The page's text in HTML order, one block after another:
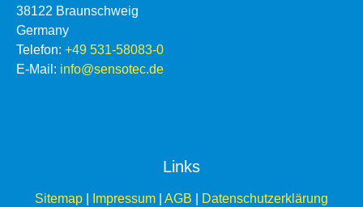
38122 Braunschweig
Germany
Telefon: +49 531-58083-0
E-Mail: info@sensotec.de
Links
Sitemap Impressum AGB Datenschutzerklärung